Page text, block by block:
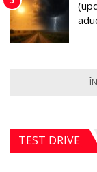
TEST DRIVE